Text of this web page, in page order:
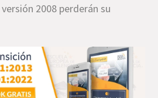
2008 perderán su